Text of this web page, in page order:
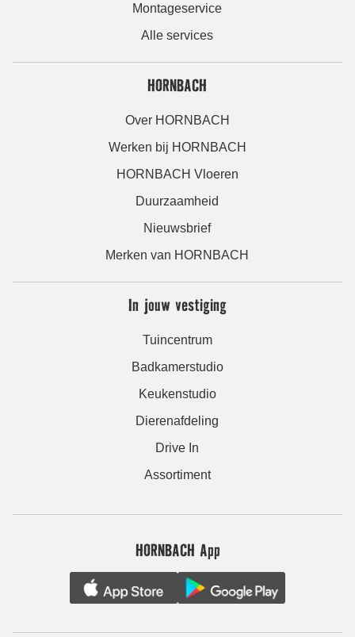
Montageservice
Alle services
HORNBACH
Over HORNBACH
Werken bij HORNBACH
HORNBACH Vloeren
Duurzaamheid
Nieuwsbrief
Merken van HORNBACH
In jouw vestiging
Tuincentrum
Badkamerstudio
Keukenstudio
Dierenafdeling
Drive In
Assortiment
HORNBACH App